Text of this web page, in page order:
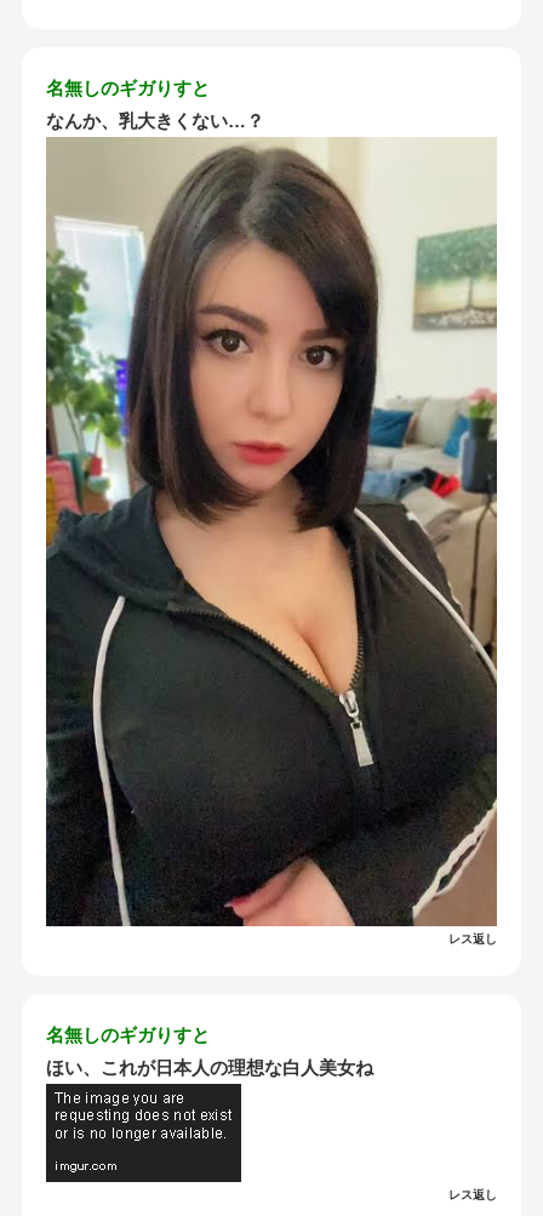
名無しのギガりすと
なんか、乳大きくない…？
レス返し
名無しのギガりすと
ほい、これが日本人の理想な白人美女ね
レス返し